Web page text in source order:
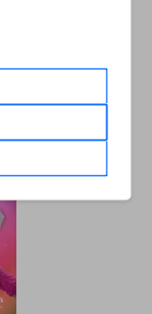
come a
nel nome